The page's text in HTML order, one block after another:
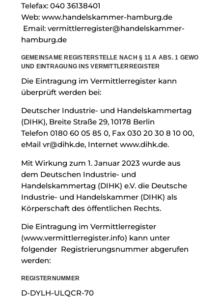
Telefax: 040 36138401
Web: www.handelskammer-hamburg.de
Email: vermittlerregister@handelskammer-
hamburg.de
GEMEINSAME REGISTERSTELLE NACH § 11 A ABS. 1 GEWO
UND EINTRAGUNG INS VERMITTLERREGISTER
Die Eintragung im Vermittlerregister kann
überprüft werden bei:
Deutscher Industrie- und Handelskammertag
(DIHK), Breite Straße 29, 10178 Berlin
Telefon 0180 60 05 85 0, Fax 030 20 30 8 10 00,
eMail vr@dihk.de, Internet www.dihk.de.
Mit Wirkung zum 1. Januar 2023 wurde aus
dem Deutschen Industrie- und
Handelskammertag (DIHK) e.V. die Deutsche
Industrie- und Handelskammer (DIHK) als
Körperschaft des öffentlichen Rechts.
Die Eintragung im Vermittlerregister
(www.vermittlerregister.info) kann unter
folgender Registrierungsnummer abgerufen
werden:
REGISTERNUMMER
D-DYLH-ULQCR-70